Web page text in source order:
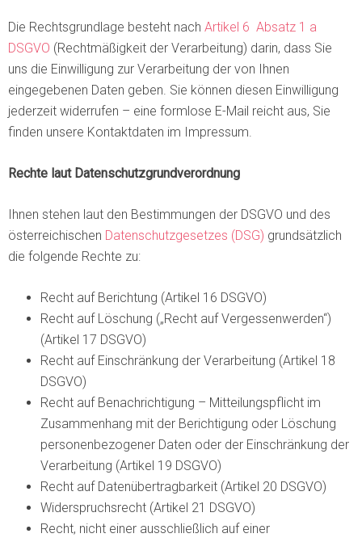
Die Rechtsgrundlage besteht nach Artikel 6 Absatz 1 a
DSGVO (Rechtmäßigkeit der Verarbeitung) darin, dass Sie
uns die Einwilligung zur Verarbeitung der von Ihnen
eingegebenen Daten geben. Sie können diesen Einwilligung
jederzeit widerrufen – eine formlose E-Mail reicht aus, Sie
finden unsere Kontaktdaten im Impressum.
Rechte laut Datenschutzgrundverordnung
Ihnen stehen laut den Bestimmungen der DSGVO und des
österreichischen Datenschutzgesetzes (DSG) grundsätzlich
die folgende Rechte zu:
Recht auf Berichtung (Artikel 16 DSGVO)
Recht auf Löschung („Recht auf Vergessenwerden“)
(Artikel 17 DSGVO)
Recht auf Einschränkung der Verarbeitung (Artikel 18
DSGVO)
Recht auf Benachrichtigung – Mitteilungspflicht im
Zusammenhang mit der Berichtigung oder Löschung
personenbezogener Daten oder der Einschränkung der
Verarbeitung (Artikel 19 DSGVO)
Recht auf Datenübertragbarkeit (Artikel 20 DSGVO)
Widerspruchsrecht (Artikel 21 DSGVO)
Recht, nicht einer ausschließlich auf einer